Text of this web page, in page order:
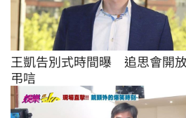
王凱告別式時間曝　追思會開
弔唁